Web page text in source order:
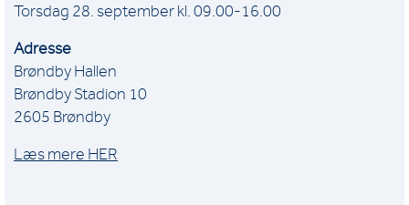
Torsdag 28. september kl. 09.00-16.00
Adresse
Brøndby Hallen
Brøndby Stadion 10
2605 Brøndby
Læs mere HER